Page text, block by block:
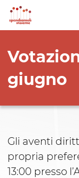
giugno
Gli aventi
propria
13:00 presso